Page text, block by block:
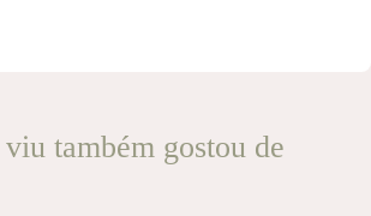
também gostou de